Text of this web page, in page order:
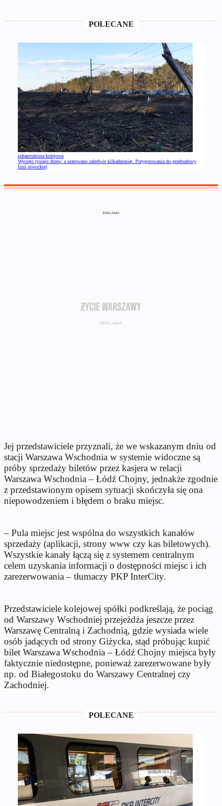
POLECANE
infrastruktura kolejowa
Wycięto tysiące drzew, a uratowano zaledwie kilkadziesiąt. Przygotowania do przebudowy
linii otwockiej
REKLAMA
Jej przedstawiciele przyznali, że we wskazanym dniu od
stacji Warszawa Wschodnia w systemie widoczne są
próby sprzedaży biletów przez kasjera w relacji
Warszawa Wschodnia – Łódź Chojny, jednakże zgodnie
z przedstawionym opisem sytuacji skończyła się ona
niepowodzeniem i błędem o braku miejsc.
– Pula miejsc jest wspólna do wszystkich kanałów
sprzedaży (aplikacji, strony www czy kas biletowych).
Wszystkie kanały łączą się z systemem centralnym
celem uzyskania informacji o dostępności miejsc i ich
zarezerwowania – tłumaczy PKP InterCity.
Przedstawiciele kolejowej spółki podkreślają, że pociąg
od Warszawy Wschodniej przejeżdża jeszcze przez
Warszawę Centralną i Zachodnią, gdzie wysiada wiele
osób jadących od strony Giżycka, stąd próbując kupić
bilet Warszawa Wschodnia – Łódź Chojny miejsca były
faktycznie niedostępne, ponieważ zarezerwowane były
np. od Białegostoku do Warszawy Centralnej czy
Zachodniej.
POLECANE